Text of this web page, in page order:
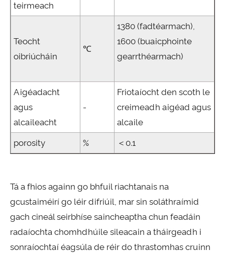
teirmeach
Teocht
oibriúcháin
℃
1380 (fadtéarmach),
1600 (buaicphointe
gearrthéarmach)
Aigéadacht
agus
alcaileacht
-
Friotaíocht den scoth le
creimeadh aigéad agus
alcaile
porosity % ＜0.1
Tá a fhios againn go bhfuil riachtanais na
gcustaiméirí go léir difriúil, mar sin soláthraímid
gach cineál seirbhíse saincheaptha chun feadáin
radaíochta chomhdhúile sileacain a tháirgeadh i
sonraíochtaí éagsúla de réir do thrastomhas cruinn